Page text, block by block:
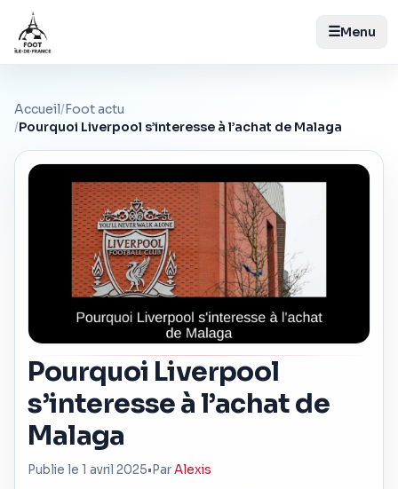
☰Menu
Accueil/Foot actu
/Pourquoi Liverpool s’interesse à l’achat de Malaga
Pourquoi Liverpool
s’interesse à l’achat de
Malaga
Publie le 1 avril 2025• ParAlexis